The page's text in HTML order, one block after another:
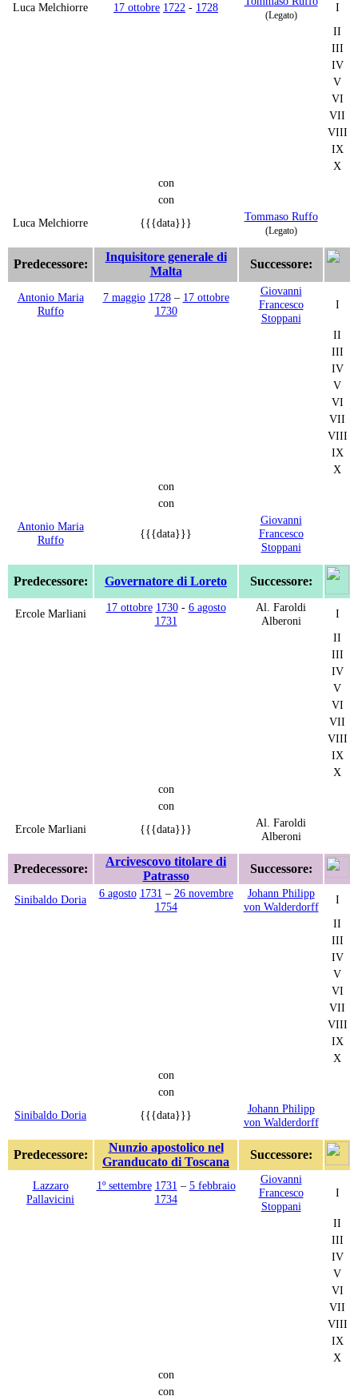
Luca Melchiorre 17 ottobre 1722 - 1728
(Legato)
I
II
III
IV
V
VI
VII
VIII
IX
X
con
con
Luca Melchiorre
{{{data}}} Tommaso Ruffo
(Legato)
Predecessore:
Inquisitore generale di
Malta
Successore:
Antonio Maria
Ruffo
7 maggio 1728– 17 ottobre
1730
Giovanni
Francesco
Stoppani
I
II
III
IV
V
VI
VII
VIII
IX
X
con
con
Antonio Maria
Ruffo
{{{data}}}
Giovanni
Francesco
Stoppani
Predecessore: Governatore di Loreto Successore:
Ercole Marliani 17 ottobre 1730- 6 agosto
1731
Al. Faroldi
Alberoni
I
II
III
IV
V
VI
VII
VIII
IX
X
con
con
Ercole Marliani
{{{data}}}
Al. Faroldi
Alberoni
Predecessore:
Arcivescovo titolare di
Patrasso
Successore:
Sinibaldo Doria 6 agosto 1731 – 26 novembre
1754
Johann Philipp
von Walderdorff
I
II
III
IV
V
VI
VII
VIII
IX
X
con
con
Sinibaldo Doria
{{{data}}}
Johann Philipp
von Walderdorff
Predecessore:
Nunzio apostolico nel
Granducato di Toscana
Successore:
Lazzaro
Pallavicini
1º settembre 1731 – 5 febbraio
1734
Giovanni
Francesco
Stoppani
I
II
III
IV
V
VI
VII
VIII
IX
X
con
con